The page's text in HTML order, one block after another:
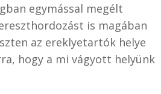
egymással megélt
is magában
az ereklyetartók helye
hogy a mi vágyott helyünk